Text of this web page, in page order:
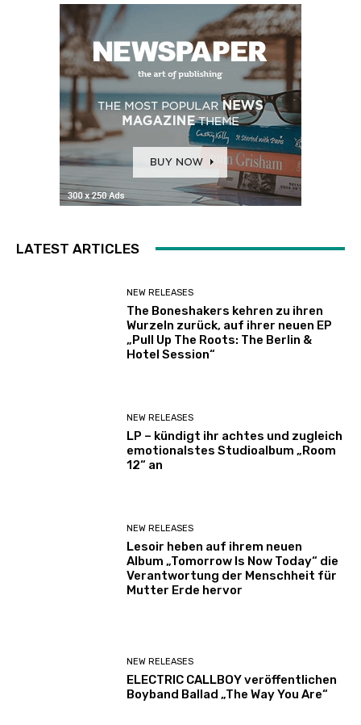
LATEST ARTICLES
NEW RELEASES
The Boneshakers kehren zu ihren
Wurzeln zurück, auf ihrer neuen EP
„Pull Up The Roots: The Berlin &
Hotel Session“
NEW RELEASES
LP – kündigt ihr achtes und zugleich
emotionalstes Studioalbum „Room
12“ an
NEW RELEASES
Lesoir heben auf ihrem neuen
Album „Tomorrow Is Now Today“ die
Verantwortung der Menschheit für
Mutter Erde hervor
NEW RELEASES
ELECTRIC CALLBOY veröffentlichen
Boyband Ballad „The Way You Are“